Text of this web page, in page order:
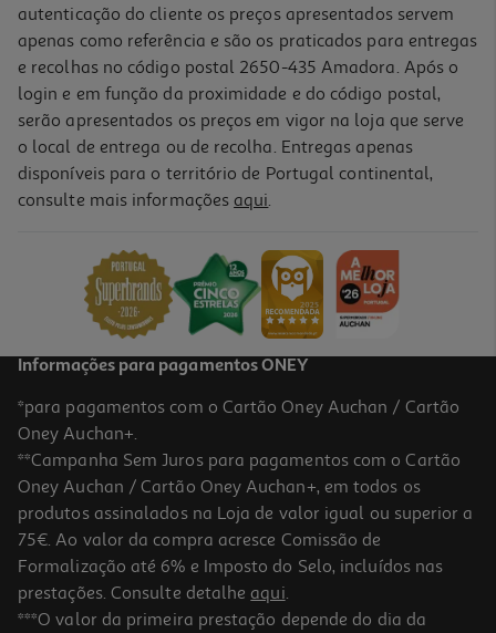
-10%
Livro Aguarela De Paris De João Pinto Coelho
PVP de editor
19,98 €
-10%
Livro O Enigma De Deus
autenticação do cliente os preços apresentados servem
apenas como referência e são os praticados para entregas
e recolhas no código postal 2650-435 Amadora. Após o
login e em função da proximidade e do código postal,
serão apresentados os preços em vigor na loja que serve
o local de entrega ou de recolha. Entregas apenas
disponíveis para o território de Portugal continental,
consulte mais informações aqui.
Informações para pagamentos ONEY
*para pagamentos com o Cartão Oney Auchan / Cartão
Oney Auchan+.
**Campanha Sem Juros para pagamentos com o Cartão
Oney Auchan / Cartão Oney Auchan+, em todos os
produtos assinalados na Loja de valor igual ou superior a
75€. Ao valor da compra acresce Comissão de
Formalização até 6% e Imposto do Selo, incluídos nas
prestações. Consulte detalhe aqui.
***O valor da primeira prestação depende do dia da